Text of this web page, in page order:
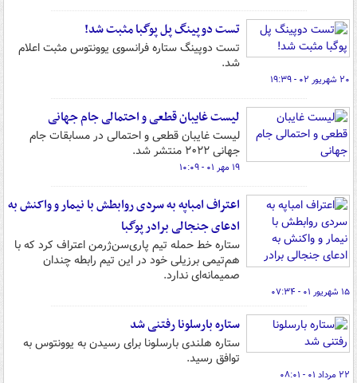
تست دوپینگ پل پوگبا مثبت شد!
تست دوپینگ ستاره فرانسوی یوونتوس مثبت اعلام
شد.
۲۰ شهریور ۰۲ - ۱۹:۳۹
لیست غایبان قطعی و احتمالی جام جهانی
لیست غایبان قطعی و احتمالی در مسابقات جام
جهانی ۲۰۲۲ منتشر شد.
۱۹ مهر ۰۱ - ۱۰:۰۹
اعتراف امباپه به سردی روابطش با نیمار و واکنش به
ادعای جنجالی برادر پوگبا
ستاره خط حمله تیم پاری‌سن‌ژرمن اعتراف کرد که با
هم‌تیمی برزیلی خود در این تیم رابطه چندان
صمیمانه‌ای ندارد.
۱۵ شهریور ۰۱ - ۰۷:۳۴
ستاره بارسلونا رفتنی شد
ستاره هلندی بارسلونا برای رسیدن به یوونتوس به
توافق رسید.
۲۲ مرداد ۰۱ - ۰۸:۰۱